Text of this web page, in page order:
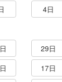
4日
29日
17日